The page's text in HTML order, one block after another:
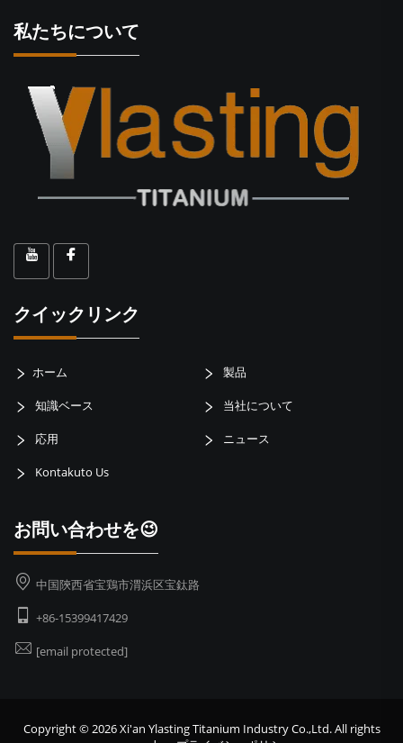
私たちについて
クイックリンク
ホーム 製品
知識ベース 当社について
応用 ニュース
Kontakuto Us
お問い合わせを😉
中国陝西省宝鶏市渭浜区宝鈦路
+86-15399417429
[email protected]
Copyright © 2026 Xi'an Ylasting Titanium Industry Co.,Ltd. All rights